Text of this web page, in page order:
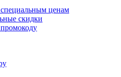
ценам
скидки